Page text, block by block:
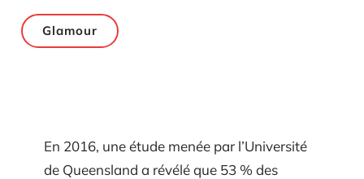
Glamour
En 2016, une étude menée par l’Université
de Queensland a révélé que 53 % des